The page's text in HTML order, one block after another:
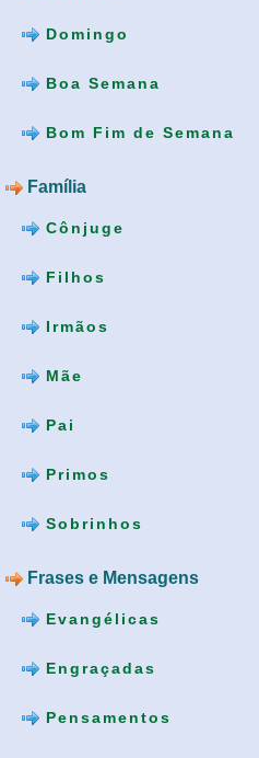
Domingo
Boa Semana
Bom Fim de Semana
Família
Cônjuge
Filhos
Irmãos
Mãe
Pai
Primos
Sobrinhos
Frases e Mensagens
Evangélicas
Engraçadas
Pensamentos